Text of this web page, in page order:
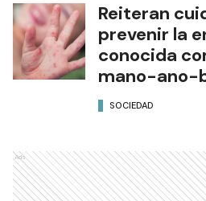
Reiteran
prevenir la
conocida
mano-ano-
SOCIEDAD
Ads